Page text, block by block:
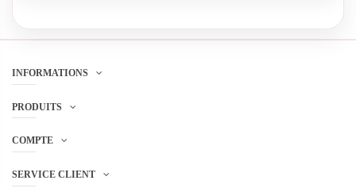
INFORMATIONS
PRODUITS
COMPTE
SERVICE CLIENT